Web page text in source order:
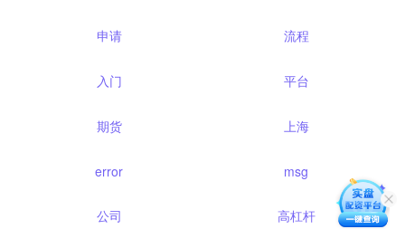
申请 流程
入门 平台
期货 上海
error msg
公司 高杠杆